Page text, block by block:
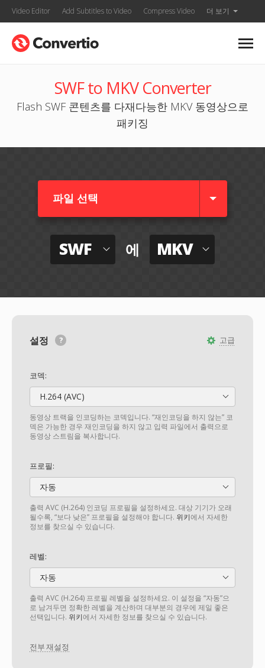
Video Editor Add Subtitles to Video Compress Video 더 보기
SWF to MKV Converter
Flash SWF 콘텐츠를 다재다능한 MKV 동영상으로
패키징
파일 선택
SWF 에 MKV
고급
설정
코덱:
H.264 (AVC)
동영상 트랙을 인코딩하는 코덱입니다. “재인코딩을 하지 않는” 코
덱은 가능한 경우 재인코딩을 하지 않고 입력 파일에서 출력으로
동영상 스트림을 복사합니다.
프로필:
자동
출력 AVC (H.264) 인코딩 프로필을 설정하세요. 대상 기기가 오래
될수록, “보다 낮은” 프로필을 설정해야 합니다. 위키에서 자세한
정보를 찾으실 수 있습니다.
레벨:
자동
출력 AVC (H.264) 프로필 레벨을 설정하세요. 이 설정을 “자동”으
로 남겨두면 정확한 레벨을 계산하며 대부분의 경우에 제일 좋은
선택입니다. 위키에서 자세한 정보를 찾으실 수 있습니다.
전부 재설정